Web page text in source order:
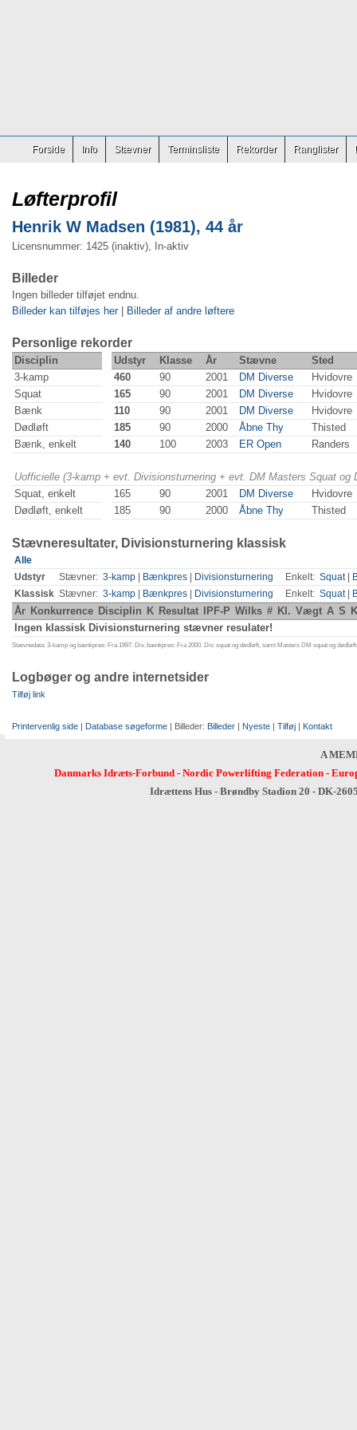
Forside Info Stævner Terminsliste Rekorder Ranglister
Løfterprofil
Henrik W Madsen (1981), 44 år
Licensnummer: 1425 (inaktiv), In-aktiv
Billeder
Ingen billeder tilføjet endnu.
Billeder kan tilføjes her| Billeder af andre løftere
Personlige rekorder
Disciplin Udstyr Klasse År Stævne
Sted
3-kamp
460 90 2001 DM Diverse
Hvidovre
Squat
165 90 2001 DM Diverse
Hvidovre
Bænk
110 90 2001 DM Diverse
Hvidovre
Dødløft
185 90 2000 Åbne Thy
Thisted
Bænk, enkelt
140 100 2003 ER Open Randers
Uofficielle (3-kamp + evt. Divisionsturnering + evt. DM Masters Squat
Squat, enkelt
165 90 2001 DM Diverse
Hvidovre
Dødløft, enkelt
185 90 2000 Åbne Thy Thisted
Stævneresultater, Divisionsturnering klassisk
Alle
Udstyr
Stævner: 3-kamp Bænkpres Divisionsturnering Enkelt: Squat|
Klassisk Stævner: 3-kamp Bænkpres Divisionsturnering Enkelt: Squat|
År Konkurrence Disciplin K Resultat IPF-P Wilks # Kl. Vægt A S
Ingen klassisk Divisionsturnering stævner resulater!
Stævnedata: 3-kamp og bænkpres: Fra 1997. Div. bænkpres: Fra 2000. Div. squat og dødløft, samt Masters DM squat og
Logbøger og andre internetsider
Tilføj link
Printervenlig side | Database søgeforme | Billeder: Billeder | Nyeste | Tilføj | Kontakt
A
Danmarks Idræts-Forbund- Nordic Powerlifting Federation-
Idrættens Hus - Brøndby Stadion 20 - DK-